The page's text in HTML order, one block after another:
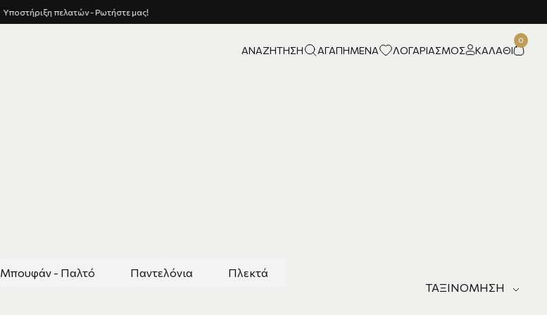
Υποστήριξη πελατών - Ρωτήστε μας!
ΑΝΑΖΉΤΗΣΗ ΑΓΑΠΗΜΈΝΑ ΛΟΓΑΡΙΑΣΜΌΣ ΚΑΛΆΘΙ
Μπουφάν - Παλτό Παντελόνια Πλεκτά
ΤΑΞΙΝΌΜΗΣΗ